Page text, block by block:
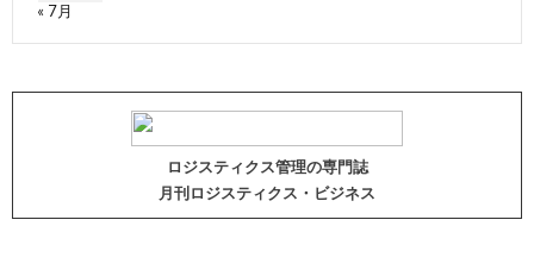
« 7月
ロジスティクス管理の専門誌
月刊ロジスティクス・ビジネス